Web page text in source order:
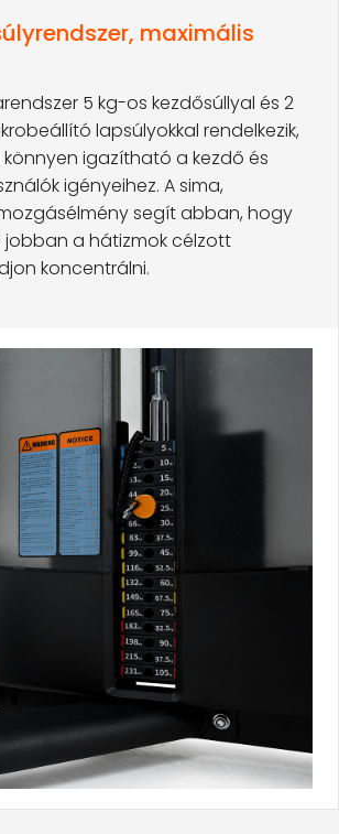
maximális
5 kg-os kezdősúllyal és 2
lapsúlyokkal rendelkezik,
igazítható a kezdő és
igényeihez. A sima,
segít abban, hogy
a hátizmok célzott
koncentrálni.